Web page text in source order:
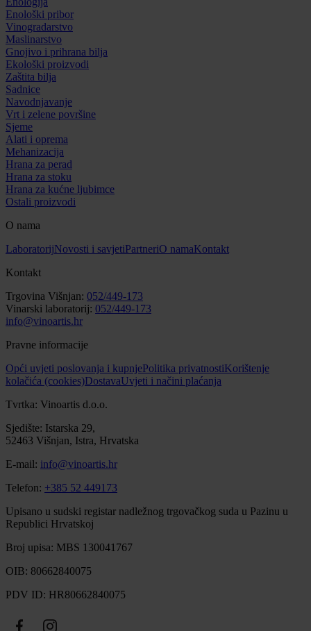
Enološki pribor
Vinogradarstvo
Maslinarstvo
Gnojivo i prihrana bilja
Ekološki proizvodi
Zaštita bilja
Sadnice
Navodnjavanje
Vrt i zelene površine
Sjeme
Alati i oprema
Mehanizacija
Hrana za perad
Hrana za stoku
Hrana za kućne ljubimce
Ostali proizvodi
O nama
LaboratorijNovosti i savjetiPartneriO namaKontakt
Kontakt
Trgovina Višnjan: 052/449-173
Vinarski laboratorij: 052/449-173
info@vinoartis.hr
Pravne informacije
Opći uvjeti poslovanja i kupnjePolitika privatnostiKorištenje
kolačića (cookies)DostavaUvjeti i načini plaćanja
Tvrtka: Vinoartis d.o.o.
Sjedište: Istarska 29,
52463 Višnjan, Istra, Hrvatska
E-mail: info@vinoartis.hr
Telefon: +385 52 449173
Upisano u sudski registar nadležnog trgovačkog suda u Pazinu u
Republici Hrvatskoj
Broj upisa: MBS 130041767
OIB: 80662840075
PDV ID: HR80662840075